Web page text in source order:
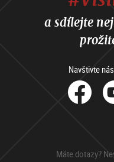
a sdílejte
Navštivte
Máte dotazy?